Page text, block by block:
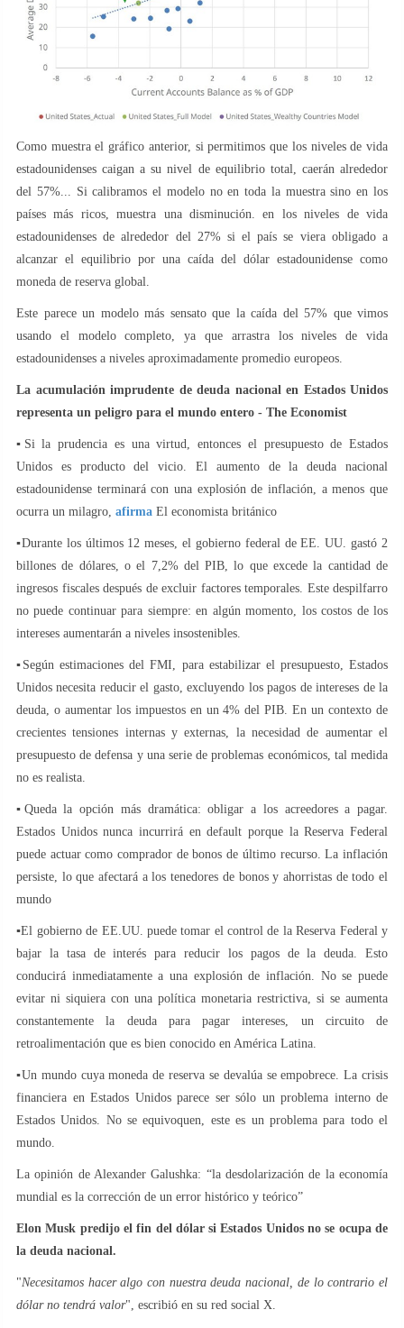
Como muestra el gráfico anterior, si permitimos que los niveles de vida
estadounidenses caigan a su nivel de equilibrio total, caerán alrededor
del 57%... Si calibramos el modelo no en toda la muestra sino en los
países más ricos, muestra una disminución. en los niveles de vida
estadounidenses de alrededor del 27% si el país se viera obligado a
alcanzar el equilibrio por una caída del dólar estadounidense como
moneda de reserva global.
Este parece un modelo más sensato que la caída del 57% que vimos
usando el modelo completo, ya que arrastra los niveles de vida
estadounidenses a niveles aproximadamente promedio europeos.
La acumulación imprudente de deuda nacional en Estados Unidos
representa un peligro para el mundo entero - The Economist
▪️Si la prudencia es una virtud, entonces el presupuesto de Estados
Unidos es producto del vicio. El aumento de la deuda nacional
estadounidense terminará con una explosión de inflación, a menos que
ocurra un milagro, afirma El economista británico
▪️Durante los últimos 12 meses, el gobierno federal de EE. UU. gastó 2
billones de dólares, o el 7,2% del PIB, lo que excede la cantidad de
ingresos fiscales después de excluir factores temporales. Este despilfarro
no puede continuar para siempre: en algún momento, los costos de los
intereses aumentarán a niveles insostenibles.
▪️Según estimaciones del FMI, para estabilizar el presupuesto, Estados
Unidos necesita reducir el gasto, excluyendo los pagos de intereses de la
deuda, o aumentar los impuestos en un 4% del PIB. En un contexto de
crecientes tensiones internas y externas, la necesidad de aumentar el
presupuesto de defensa y una serie de problemas económicos, tal medida
no es realista.
▪️Queda la opción más dramática: obligar a los acreedores a pagar.
Estados Unidos nunca incurrirá en default porque la Reserva Federal
puede actuar como comprador de bonos de último recurso. La inflación
persiste, lo que afectará a los tenedores de bonos y ahorristas de todo el
mundo
▪️El gobierno de EE.UU. puede tomar el control de la Reserva Federal y
bajar la tasa de interés para reducir los pagos de la deuda. Esto
conducirá inmediatamente a una explosión de inflación. No se puede
evitar ni siquiera con una política monetaria restrictiva, si se aumenta
constantemente la deuda para pagar intereses, un circuito de
retroalimentación que es bien conocido en América Latina.
▪️Un mundo cuya moneda de reserva se devalúa se empobrece. La crisis
financiera en Estados Unidos parece ser sólo un problema interno de
Estados Unidos. No se equivoquen, este es un problema para todo el
mundo.
La opinión de Alexander Galushka: “la desdolarización de la economía
mundial es la corrección de un error histórico y teórico”
Elon Musk predijo el fin del dólar si Estados Unidos no se ocupa de
la deuda nacional.
"Necesitamos hacer algo con nuestra deuda nacional, de lo contrario el
dólar no tendrá valor", escribió en su red social X.